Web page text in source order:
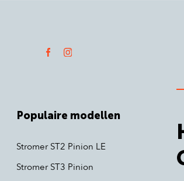
Populaire modellen
Stromer ST2 Pinion LE
Stromer ST3 Pinion